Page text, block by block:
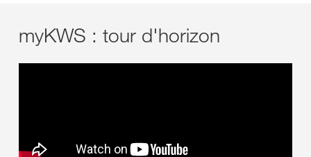
myKWS : tour d'horizon